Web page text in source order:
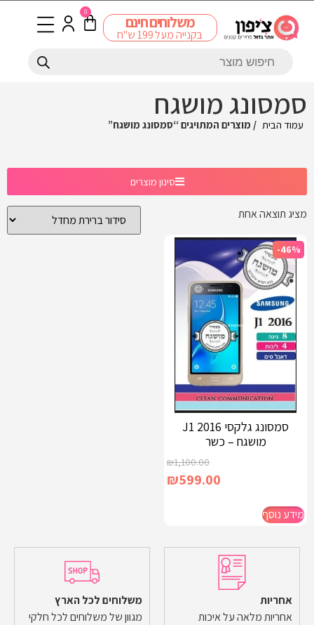
משלוחים חינם
בקנייה מעל 199 ש"ח
0
סמסונג מושגח
עמוד הבית / מוצרים המתויגים “סמסונג מושגח”
סינון מוצרים
מציג תוצאה אחת
-46%
סמסונג גלקסי J1 2016
מושגח – כשר
₪1,100.00
₪599.00
מידע נוסף
אחריות
אחריות מלאה על איכות
משלוחים לכל הארץ
מגוון של משלוחים לכל חלקי